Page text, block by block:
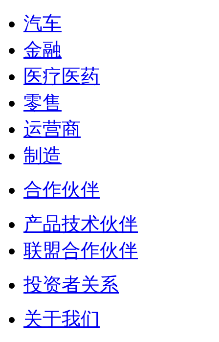
汽车
金融
医疗医药
零售
运营商
制造
合作伙伴
产品技术伙伴
联盟合作伙伴
投资者关系
关于我们